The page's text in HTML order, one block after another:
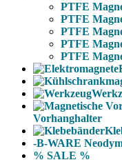
PTFE
PTFE
PTFE
PTFE
PTFE
Vorhanghalter
-B-WARE
% SALE %